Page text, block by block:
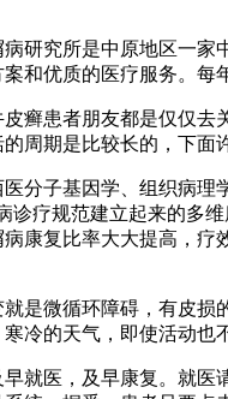
研究所是中原地区一家
和优质的医疗服务。每
癣患者朋友都是仅仅
周期是比较长的，下面
分子基因学、组织病
诊疗规范建立起来的多
康复比率大大提高，
是微循环障碍，有皮
冷的天气，即使活动也
就医，及早康复。就